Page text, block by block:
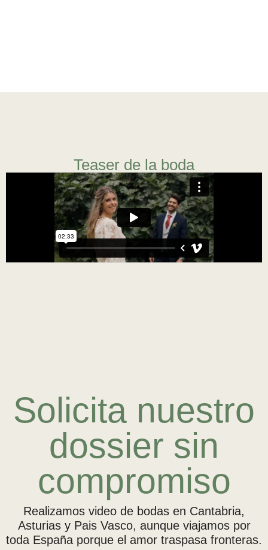
Teaser de la boda
Solicita nuestro
dossier sin
compromiso
Realizamos video de bodas en Cantabria,
Asturias y Pais Vasco, aunque viajamos por
toda España porque el amor traspasa fronteras.